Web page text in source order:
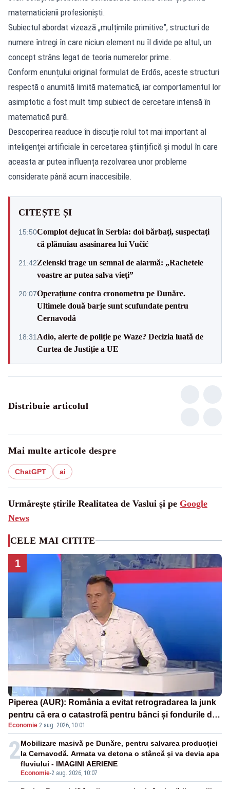
matematicienii profesioniști.
Subiectul abordat vizează „mulțimile primitive”, structuri de
numere întregi în care niciun element nu îl divide pe altul, un
concept strâns legat de teoria numerelor prime.
Conform enunțului original formulat de Erdős, aceste structuri
respectă o anumită limită matematică, iar comportamentul lor
asimptotic a fost mult timp subiect de cercetare intensă în
matematică pură.
Descoperirea readuce în discuție rolul tot mai important al
inteligenței artificiale în cercetarea științifică și modul în care
aceasta ar putea influența rezolvarea unor probleme
considerate până acum inaccesibile.
CITEȘTE ȘI
15:50Complot dejucat în Serbia: doi bărbați, suspectați
că plănuiau asasinarea lui Vučić
21:42Zelenski trage un semnal de alarmă: „Rachetele
voastre ar putea salva vieți”
20:07Operațiune contra cronometru pe Dunăre.
Ultimele două barje sunt scufundate pentru
Cernavodă
18:31 Adio, alerte de poliție pe Waze? Decizia luată de
Curtea de Justiție a UE
Distribuie articolul
Mai multe articole despre
ChatGPT ai
Urmărește știrile Realitatea de Vaslui și pe Google
News
CELE MAI CITITE
1
Piperea (AUR): România a evitat retrogradarea la junk
pentru că era o catastrofă pentru bănci și fondurile de
pensii
Economie·2 aug. 2026, 10:01
2
Economie-2 aug. 2026, 10:07
Mobilizare masivă pe Dunăre, pentru salvarea producției
la Cernavodă. Armata va detona o stâncă și va devia apa
fluviului - IMAGINI AERIENE